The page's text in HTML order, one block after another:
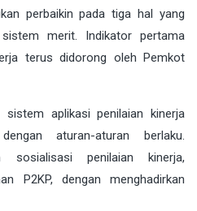
perbaikin pada tiga hal yang
merit. Indikator pertama
terus didorong oleh Pemkot
sistem aplikasi penilaian kinerja
aturan-aturan berlaku.
sosialisasi penilaian kinerja,
P2KP, dengan menghadirkan